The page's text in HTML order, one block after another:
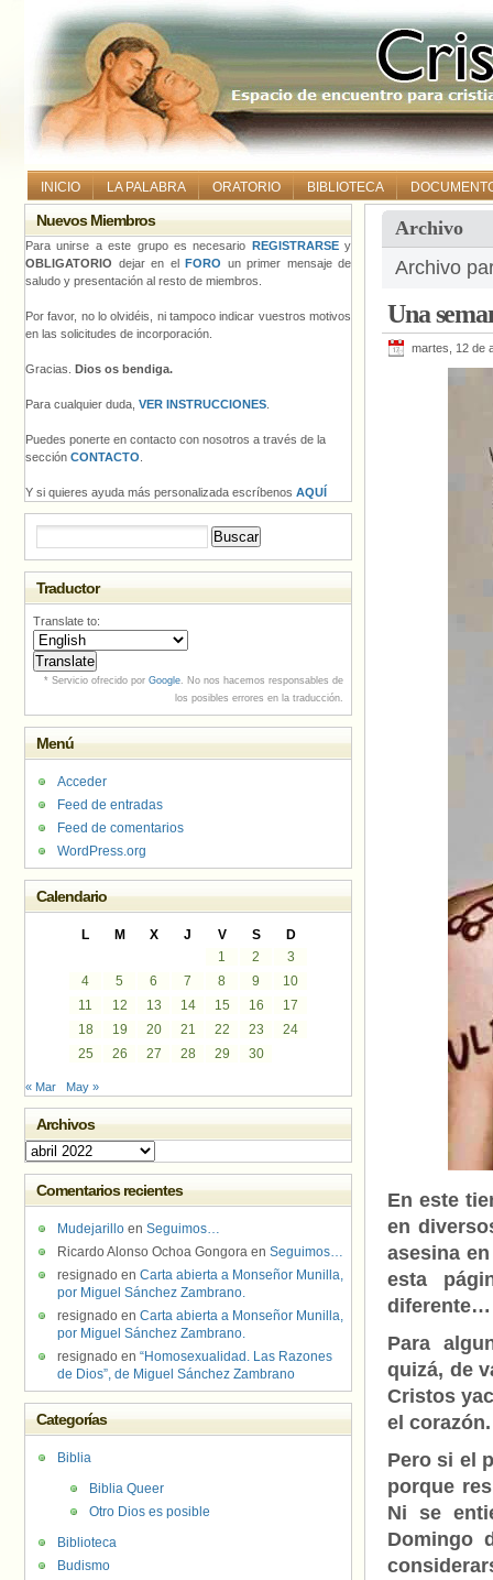
INICIO LA PALABRA ORATORIO BIBLIOTECA
Archivo
Archivo
Una
martes, 12 de
En este
en
asesina
esta
diferente…
Para
quizá, de
Cristos
el corazón.
Pero si el
porque
Ni se
Domingo
Nuevos Miembros
Para unirse a este grupo es necesario REGISTRARSEy
OBLIGATORIO dejar en el FORO un primer mensaje de
saludo y presentación al resto de miembros.
Por favor, no lo olvidéis, ni tampoco indicar vuestros motivos
en las solicitudes de incorporación.
Gracias. Dios os bendiga.
Para cualquier duda, VER INSTRUCCIONES
Puedes ponerte en contacto con nosotros a través de la
sección CONTACTO
Y si quieres ayuda más personalizada escríbenos AQUÍ
Traductor
Translate to:
* Servicio ofrecido por Google. No nos hacemos responsables de
los posibles errores en la traducción.
Menú
Acceder
Feed de entradas
Feed de comentarios
WordPress.org
Calendario
L M X J V S
D
1
2
3
4
5 6 7 8 9
10
11
12 13 14 15 16
17
18
19 20 21 22 23
24
25
26 27 28 29 30
« Mar May »
Archivos
Archivos
Comentarios recientes
Mudejarillo en Seguimos…
Ricardo Alonso Ochoa Gongora en Seguimos…
resignado en Carta abierta a Monseñor Munilla,
por Miguel Sánchez Zambrano.
resignado en Carta abierta a Monseñor Munilla,
por Miguel Sánchez Zambrano.
resignado en “Homosexualidad. Las Razones
de Dios”, de Miguel Sánchez Zambrano
Categorías
Biblia
Biblia Queer
Otro Dios es posible
Biblioteca
Budismo